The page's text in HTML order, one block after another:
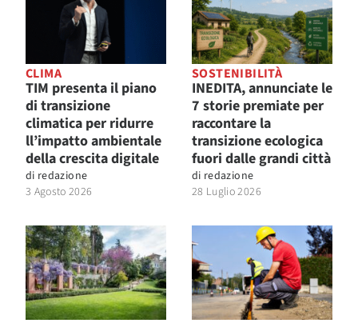
CLIMA
TIM presenta il piano
di transizione
climatica per ridurre
ll’impatto ambientale
della crescita digitale
di redazione
3 Agosto 2026
SOSTENIBILITÀ
INEDITA, annunciate le
7 storie premiate per
raccontare la
transizione ecologica
fuori dalle grandi città
di redazione
28 Luglio 2026